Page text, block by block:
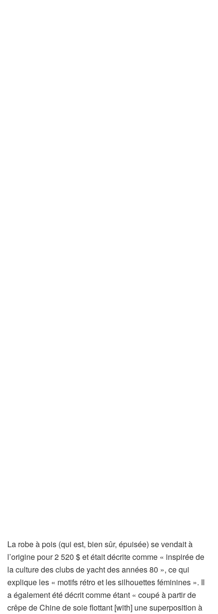
La robe à pois (qui est, bien sûr, épuisée) se vendait à
l’origine pour 2 520 $ et était décrite comme « inspirée de
la culture des clubs de yacht des années 80 », ce qui
explique les « motifs rétro et les silhouettes féminines ». Il
a également été décrit comme étant « coupé à partir de
crêpe de Chine de soie flottant [with] une superposition à